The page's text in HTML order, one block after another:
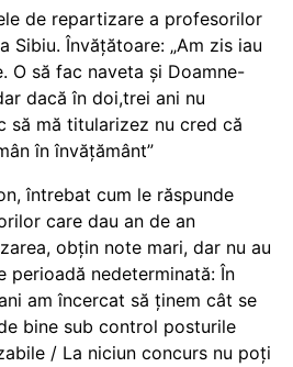
de repartizare a profesorilor
Sibiu. Învățătoare: „Am zis iau
O să fac naveta și Doamne-
dacă în doi,trei ani nu
să mă titularizez nu cred că
în învățământ”
întrebat cum le răspunde
care dau an de an
obțin note mari, dar nu au
perioadă nedeterminată: În
am încercat să ținem cât se
bine sub control posturile
/ La niciun concurs nu poți